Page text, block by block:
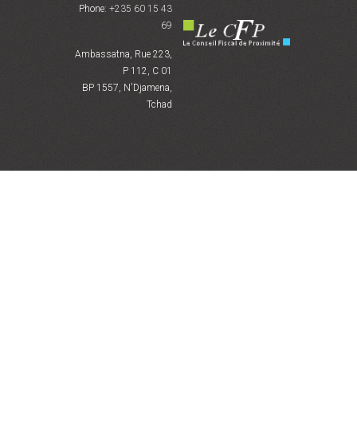
Phone: +235 60 15 43
69
Ambassatna, Rue 223,
P 112, C 01
BP 1557, N'Djamena,
Tchad